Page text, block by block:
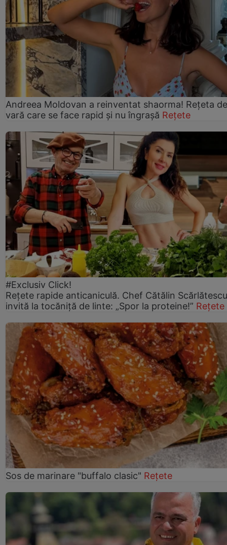
Andreea Moldovan a reinventat shaorma! Rețeta de
vară care se face rapid și nu îngrașă Rețete
#Exclusiv Click!
Rețete rapide anticaniculă. Chef Cătălin
invită la tocăniță de linte: „Spor la proteine!” Rețete
Sos de marinare "buffalo clasic" Rețete